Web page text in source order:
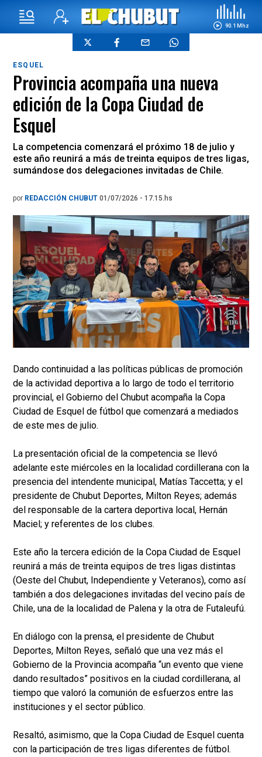
90.1 Mhz
ESQUEL
Provincia acompaña una nueva
edición de la Copa Ciudad de
Esquel
La competencia comenzará el próximo 18 de julio y
este año reunirá a más de treinta equipos de tres ligas,
sumándose dos delegaciones invitadas de Chile.
por REDACCIÓN CHUBUT 01/07/2026 - 17.15.hs
Dando continuidad a las políticas públicas de promoción
de la actividad deportiva a lo largo de todo el territorio
provincial, el Gobierno del Chubut acompaña la Copa
Ciudad de Esquel de fútbol que comenzará a mediados
de este mes de julio.
La presentación oficial de la competencia se llevó
adelante este miércoles en la localidad cordillerana con la
presencia del intendente municipal, Matías Taccetta; y el
presidente de Chubut Deportes, Milton Reyes; además
del responsable de la cartera deportiva local, Hernán
Maciel; y referentes de los clubes.
Este año la tercera edición de la Copa Ciudad de Esquel
reunirá a más de treinta equipos de tres ligas distintas
(Oeste del Chubut, Independiente y Veteranos), como así
también a dos delegaciones invitadas del vecino país de
Chile, una de la localidad de Palena y la otra de Futaleufú.
En diálogo con la prensa, el presidente de Chubut
Deportes, Milton Reyes, señaló que una vez más el
Gobierno de la Provincia acompaña “un evento que viene
dando resultados” positivos en la ciudad cordillerana, al
tiempo que valoró la comunión de esfuerzos entre las
instituciones y el sector público.
Resaltó, asimismo, que la Copa Ciudad de Esquel cuenta
con la participación de tres ligas diferentes de fútbol.